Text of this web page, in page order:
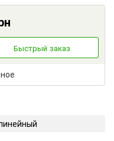
Быстрый заказ